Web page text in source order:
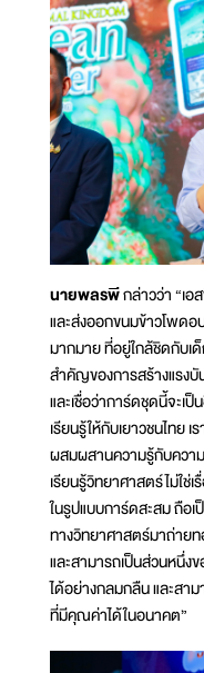
นายพลรพีกล่าวว่า “เ
และส่งออกขนมข้าวโพดอ
มากมาย ที่อยู่ใกล้ชิดกับเ
สำคัญของการสร้างแรง
และเชื่อว่าการ์ดชุดนี้จะเ
เรียนรู้ให้กับเยาวชนไทย
ผสมผสานความรู้กับควา
เรียนรู้วิทยาศาสตร์ไม่ใช่
ในรูปแบบการ์ดสะสม ถือ
ทางวิทยาศาสตร์มาถ่าย
และสามารถเป็นส่วนหนึ่ง
ได้อย่างกลมกลืน และสา
ที่มีคุณค่าได้ในอนาคต”